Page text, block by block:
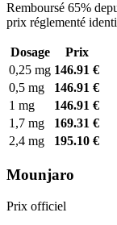
Remboursé 65%
prix réglementé
Dosage
Prix
0,25 mg 146.91 €
0,5 mg
146.91 €
1 mg
146.91 €
1,7 mg
169.31 €
2,4 mg
195.10 €
Mounjaro
Prix officiel